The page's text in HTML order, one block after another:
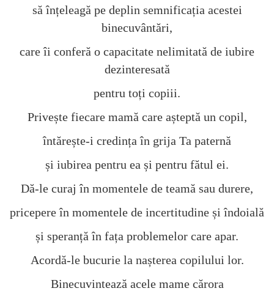
să înțeleagă pe deplin semnificația acestei
binecuvântări,
care îi conferă o capacitate nelimitată de iubire
dezinteresată
pentru toți copiii.
Privește fiecare mamă care așteptă un copil,
întărește-i credința în grija Ta paternă
și iubirea pentru ea și pentru fătul ei.
Dă-le curaj în momentele de teamă sau durere,
pricepere în momentele de incertitudine și îndoială
și speranță în fața problemelor care apar.
Acordă-le bucurie la nașterea copilului lor.
Binecuvintează acele mame cărora